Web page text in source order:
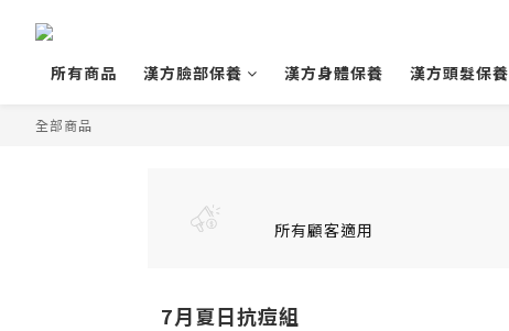
所有商品
漢方臉部保養 漢方身體保養 漢方頭髮保養
全部商品
所有顧客適用
7月夏日抗痘組